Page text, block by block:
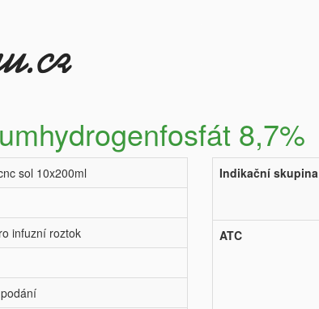
8,7%
sol 10x200ml
infuzní roztok
Indikační skupina
ATC